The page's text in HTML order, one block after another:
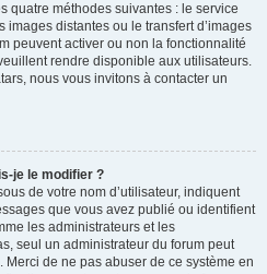
quatre méthodes suivantes : le service
images distantes ou le transfert d’images
peuvent activer ou non la fonctionnalité
rendre disponible aux utilisateurs.
nous vous invitons à contacter un
je le modifier ?
de votre nom d’utilisateur, indiquent
que vous avez publié ou identifient
les administrateurs et les
seul un administrateur du forum peut
de ne pas abuser de ce système en